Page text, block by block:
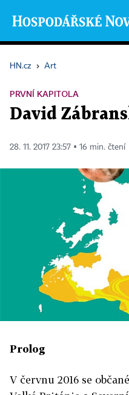
HN.cz › Art
PRVNÍ KAPITOLA
David
28. 11. 2017 23:57 ▪ 16 min. čtení
Prolog
V červnu 2016 se